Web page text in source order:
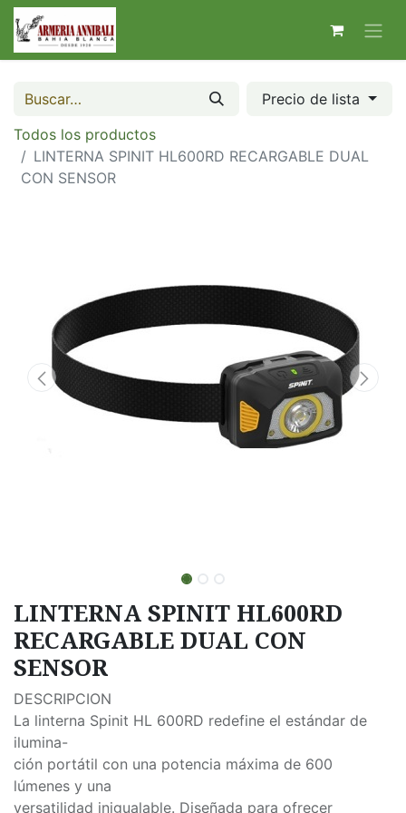
Precio de lista
Todos los productos
LINTERNA SPINIT HL600RD RECARGABLE DUAL
CON SENSOR
LINTERNA SPINIT HL600RD
RECARGABLE DUAL CON
SENSOR
DESCRIPCION
La linterna Spinit HL 600RD redefine el estándar de
ilumina-
ción portátil con una potencia máxima de 600
lúmenes y una
versatilidad inigualable. Diseñada para ofrecer